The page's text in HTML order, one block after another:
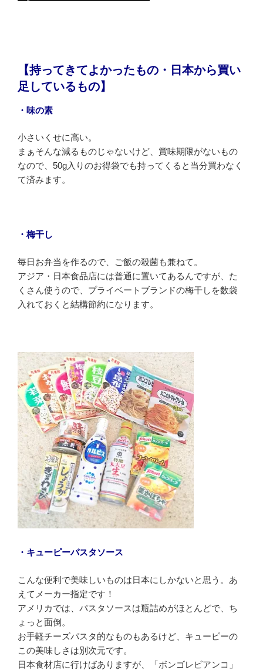
【持ってきてよかったもの・日本から買い
足しているもの】
・味の素
小さいくせに高い。
まぁそんな減るものじゃないけど、賞味期限がないもの
なので、50g入りのお得袋でも持ってくると当分買わなく
て済みます。
・梅干し
毎日お弁当を作るので、ご飯の殺菌も兼ねて。
アジア・日本食品店には普通に置いてあるんですが、た
くさん使うので、プライベートブランドの梅干しを数袋
入れておくと結構節約になります。
・キューピーパスタソース
こんな便利で美味しいものは日本にしかないと思う。あ
えてメーカー指定です！
アメリカでは、パスタソースは瓶詰めがほとんどで、ち
ょっと面倒。
お手軽チーズパスタ的なものもあるけど、キューピーの
この美味しさは別次元です。
日本食材店に行けばありますが、「ボンゴレビアンコ」